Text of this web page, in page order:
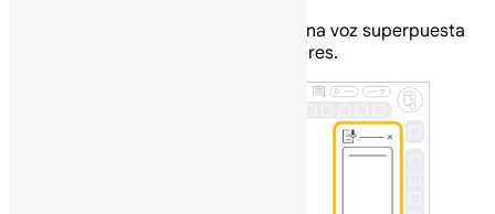
Los guiones que uses para generar una voz superpuesta
no pueden exceder los 2500 caracteres.